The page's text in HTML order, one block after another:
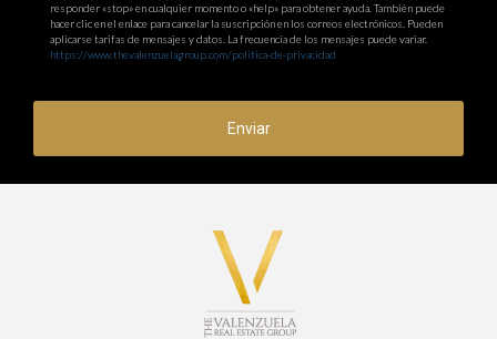
responder «stop» en cualquier momento o «help» para obtener ayuda. También puede
hacer clic en el enlace para cancelar la suscripción en los correos electrónicos. Pueden
aplicarse tarifas de mensajes y datos. La frecuencia de los mensajes puede variar.
https://www.thevalenzuelagroup.com/politica-de-privacidad
Enviar